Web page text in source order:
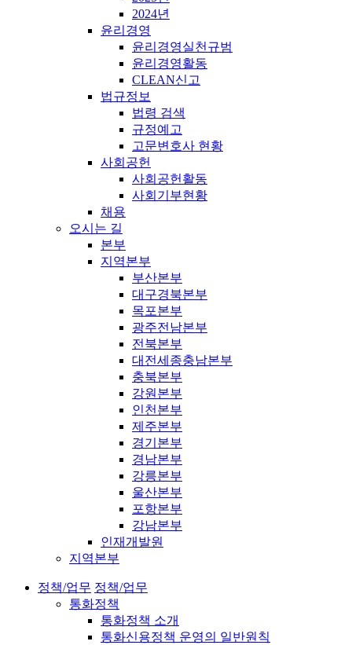
2024년
윤리경영
윤리경영실천규범
윤리경영활동
CLEAN신고
법규정보
법령 검색
규정예고
고문변호사 현황
사회공헌
사회공헌활동
사회기부현황
채용
오시는 길
본부
지역본부
부산본부
대구경북본부
목포본부
광주전남본부
전북본부
대전세종충남본부
충북본부
강원본부
인천본부
제주본부
경기본부
경남본부
강릉본부
울산본부
포항본부
강남본부
인재개발원
지역본부
정책/업무 정책/업무
통화정책
통화정책 소개
통화신용정책 운영의 일반원칙